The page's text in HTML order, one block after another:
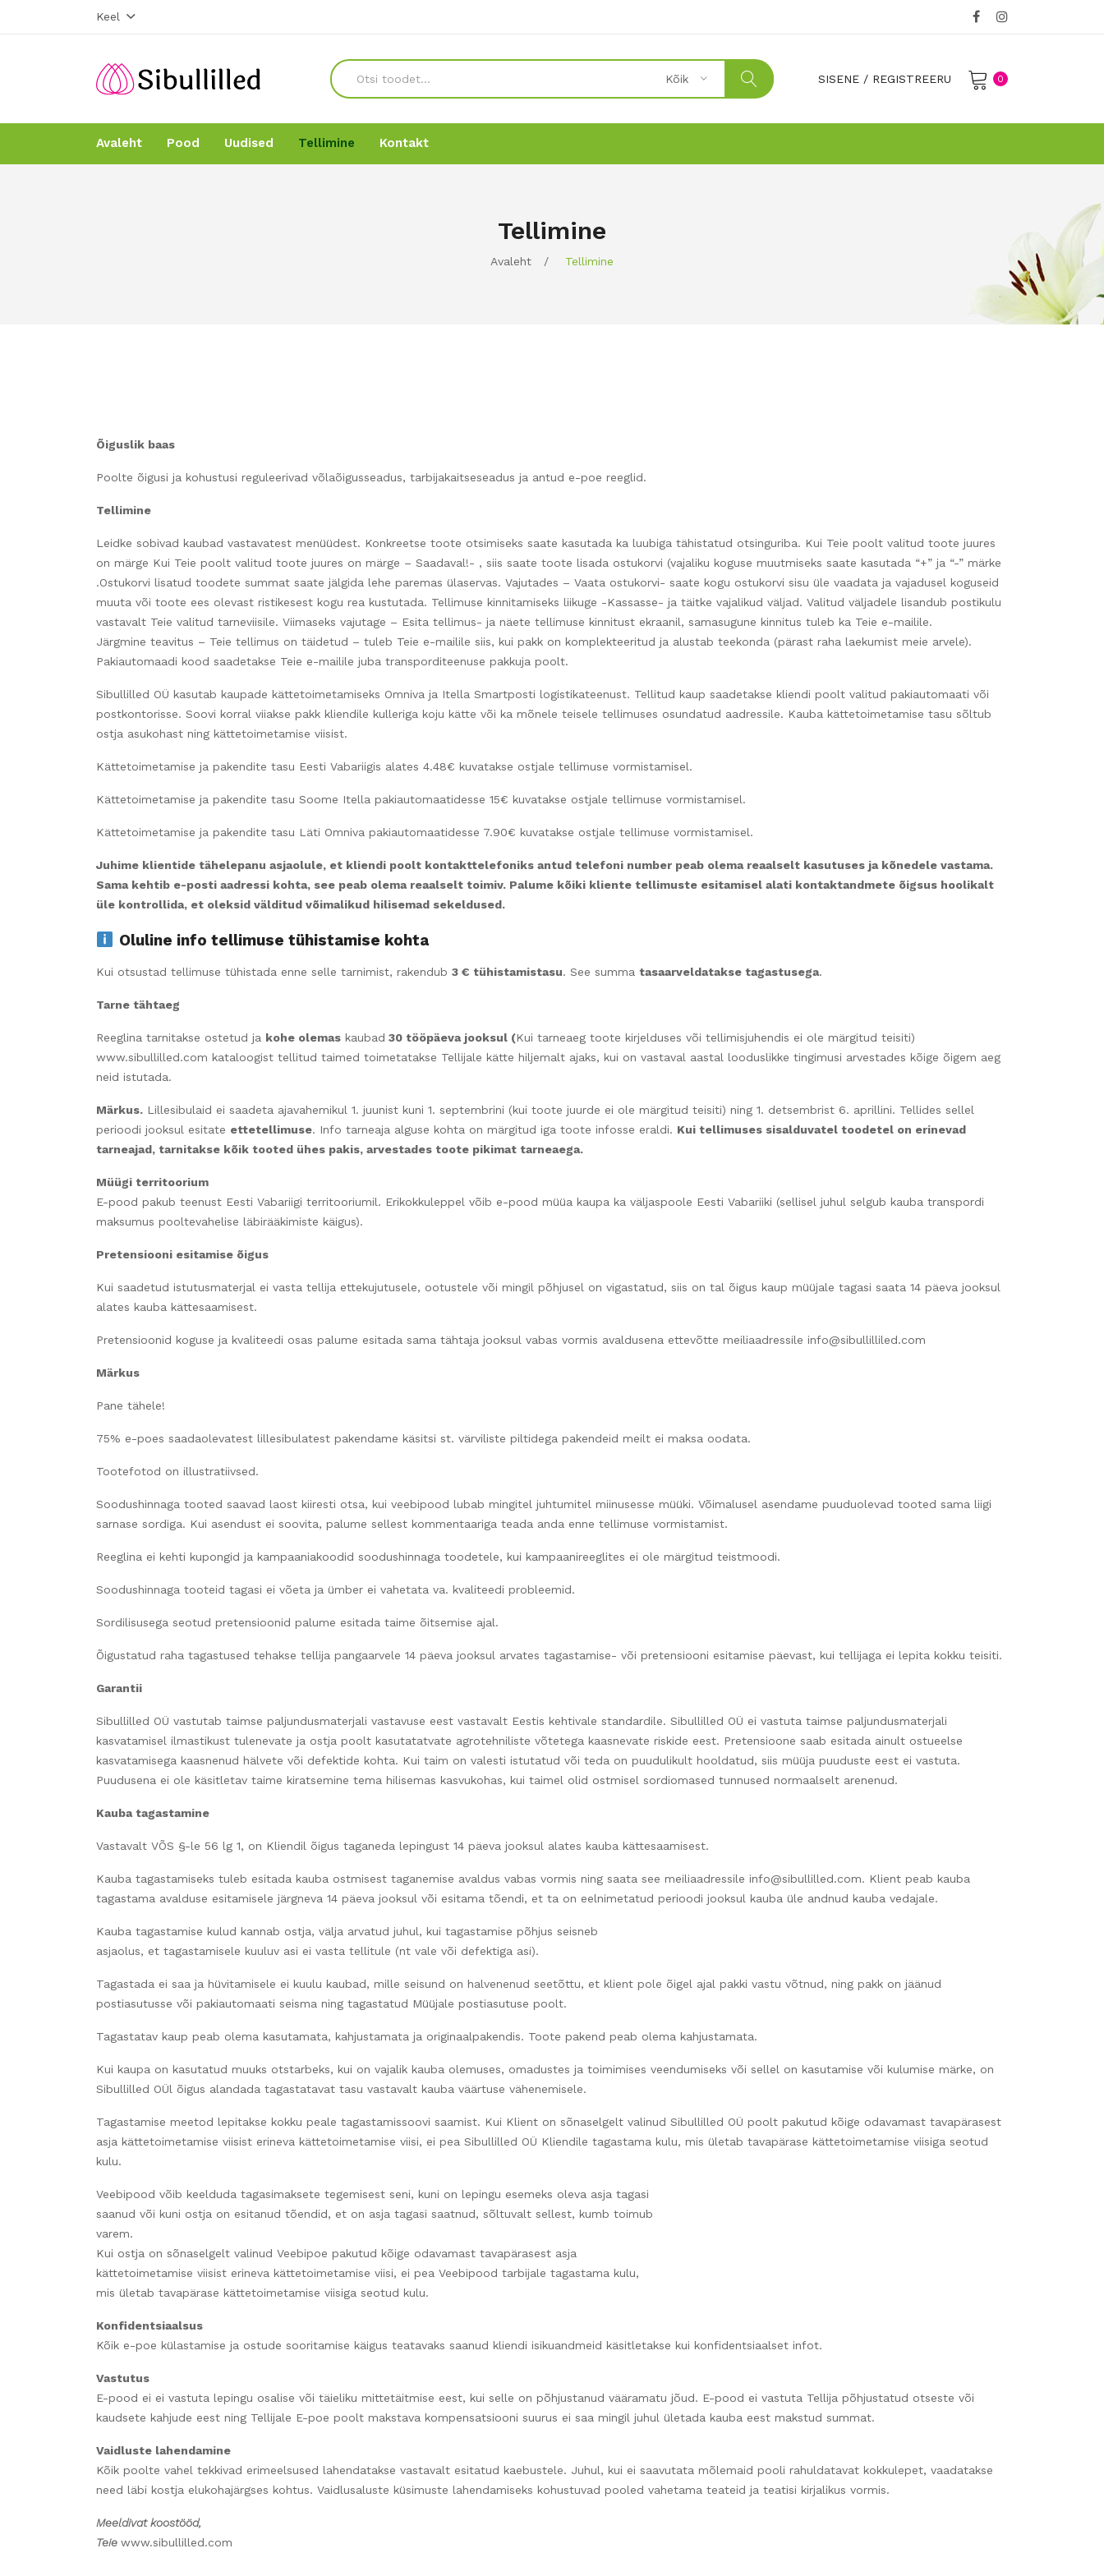
Keel
Kõik SISENE / REGISTREERU 0
Avaleht Pood Uudised Tellimine Kontakt
Tellimine
Avaleht / Tellimine
Õiguslik baas
Poolte õigusi ja kohustusi reguleerivad võlaõigusseadus, tarbijakaitseseadus ja antud e-poe reeglid.
Tellimine
Leidke sobivad kaubad vastavatest menüüdest. Konkreetse toote otsimiseks saate kasutada ka luubiga tähistatud otsinguriba. Kui Teie poolt valitud toote juures
on märge Kui Teie poolt valitud toote juures on märge – Saadaval!- , siis saate toote lisada ostukorvi (vajaliku koguse muutmiseks saate kasutada “+” ja “-” märke
.Ostukorvi lisatud toodete summat saate jälgida lehe paremas ülaservas. Vajutades – Vaata ostukorvi- saate kogu ostukorvi sisu üle vaadata ja vajadusel koguseid
muuta või toote ees olevast ristikesest kogu rea kustutada. Tellimuse kinnitamiseks liikuge -Kassasse- ja täitke vajalikud väljad. Valitud väljadele lisandub postikulu
vastavalt Teie valitud tarneviisile. Viimaseks vajutage – Esita tellimus- ja näete tellimuse kinnitust ekraanil, samasugune kinnitus tuleb ka Teie e-mailile.
Järgmine teavitus – Teie tellimus on täidetud – tuleb Teie e-mailile siis, kui pakk on komplekteeritud ja alustab teekonda (pärast raha laekumist meie arvele).
Pakiautomaadi kood saadetakse Teie e-mailile juba transporditeenuse pakkuja poolt.
Sibullilled OÜ kasutab kaupade kättetoimetamiseks Omniva ja Itella Smartposti logistikateenust. Tellitud kaup saadetakse kliendi poolt valitud pakiautomaati või
postkontorisse. Soovi korral viiakse pakk kliendile kulleriga koju kätte või ka mõnele teisele tellimuses osundatud aadressile. Kauba kättetoimetamise tasu sõltub
ostja asukohast ning kättetoimetamise viisist.
Kättetoimetamise ja pakendite tasu Eesti Vabariigis alates 4.48€ kuvatakse ostjale tellimuse vormistamisel.
Kättetoimetamise ja pakendite tasu Soome Itella pakiautomaatidesse 15€ kuvatakse ostjale tellimuse vormistamisel.
Kättetoimetamise ja pakendite tasu Läti Omniva pakiautomaatidesse 7.90€ kuvatakse ostjale tellimuse vormistamisel.
Juhime klientide tähelepanu asjaolule, et kliendi poolt kontakttelefoniks antud telefoni number peab olema reaalselt kasutuses ja kõnedele vastama.
Sama kehtib e-posti aadressi kohta, see peab olema reaalselt toimiv. Palume kõiki kliente tellimuste esitamisel alati kontaktandmete õigsus hoolikalt
üle kontrollida, et oleksid välditud võimalikud hilisemad sekeldused.
Oluline info tellimuse tühistamise kohta
Kui otsustad tellimuse tühistada enne selle tarnimist, rakendub 3 € tühistamistasu. See summa tasaarveldatakse tagastusega.
Tarne tähtaeg
Reeglina tarnitakse ostetud ja kohe olemas kaubad 30 tööpäeva jooksul (Kui tarneaeg toote kirjelduses või tellimisjuhendis ei ole märgitud teisiti)
www.sibullilled.com kataloogist tellitud taimed toimetatakse Tellijale kätte hiljemalt ajaks, kui on vastaval aastal looduslikke tingimusi arvestades kõige õigem aeg
neid istutada.
Märkus. Lillesibulaid ei saadeta ajavahemikul 1. juunist kuni 1. septembrini (kui toote juurde ei ole märgitud teisiti) ning 1. detsembrist 6. aprillini. Tellides sellel
perioodi jooksul esitate ettetellimuse. Info tarneaja alguse kohta on märgitud iga toote infosse eraldi. Kui tellimuses sisalduvatel toodetel on erinevad
tarneajad, tarnitakse kõik tooted ühes pakis, arvestades toote pikimat tarneaega.
Müügi territoorium
E-pood pakub teenust Eesti Vabariigi territooriumil. Erikokkuleppel võib e-pood müüa kaupa ka väljaspoole Eesti Vabariiki (sellisel juhul selgub kauba transpordi
maksumus pooltevahelise läbirääkimiste käigus).
Pretensiooni esitamise õigus
Kui saadetud istutusmaterjal ei vasta tellija ettekujutusele, ootustele või mingil põhjusel on vigastatud, siis on tal õigus kaup müüjale tagasi saata 14 päeva jooksul
alates kauba kättesaamisest.
Pretensioonid koguse ja kvaliteedi osas palume esitada sama tähtaja jooksul vabas vormis avaldusena ettevõtte meiliaadressile info@sibullilliled.com
Märkus
Pane tähele!
75% e-poes saadaolevatest lillesibulatest pakendame käsitsi st. värviliste piltidega pakendeid meilt ei maksa oodata.
Tootefotod on illustratiivsed.
Soodushinnaga tooted saavad laost kiiresti otsa, kui veebipood lubab mingitel juhtumitel miinusesse müüki. Võimalusel asendame puuduolevad tooted sama liigi
sarnase sordiga. Kui asendust ei soovita, palume sellest kommentaariga teada anda enne tellimuse vormistamist.
Reeglina ei kehti kupongid ja kampaaniakoodid soodushinnaga toodetele, kui kampaanireeglites ei ole märgitud teistmoodi.
Soodushinnaga tooteid tagasi ei võeta ja ümber ei vahetata va. kvaliteedi probleemid.
Sordilisusega seotud pretensioonid palume esitada taime õitsemise ajal.
Õigustatud raha tagastused tehakse tellija pangaarvele 14 päeva jooksul arvates tagastamise- või pretensiooni esitamise päevast, kui tellijaga ei lepita kokku teisiti.
Garantii
Sibullilled OÜ vastutab taimse paljundusmaterjali vastavuse eest vastavalt Eestis kehtivale standardile. Sibullilled OÜ ei vastuta taimse paljundusmaterjali
kasvatamisel ilmastikust tulenevate ja ostja poolt kasutatatvate agrotehniliste võtetega kaasnevate riskide eest. Pretensioone saab esitada ainult ostueelse
kasvatamisega kaasnenud hälvete või defektide kohta. Kui taim on valesti istutatud või teda on puudulikult hooldatud, siis müüja puuduste eest ei vastuta.
Puudusena ei ole käsitletav taime kiratsemine tema hilisemas kasvukohas, kui taimel olid ostmisel sordiomased tunnused normaalselt arenenud.
Kauba tagastamine
Vastavalt VÕS §-le 56 lg 1, on Kliendil õigus taganeda lepingust 14 päeva jooksul alates kauba kättesaamisest.
Kauba tagastamiseks tuleb esitada kauba ostmisest taganemise avaldus vabas vormis ning saata see meiliaadressile info@sibullilled.com. Klient peab kauba
tagastama avalduse esitamisele järgneva 14 päeva jooksul või esitama tõendi, et ta on eelnimetatud perioodi jooksul kauba üle andnud kauba vedajale.
Kauba tagastamise kulud kannab ostja, välja arvatud juhul, kui tagastamise põhjus seisneb
asjaolus, et tagastamisele kuuluv asi ei vasta tellitule (nt vale või defektiga asi).
Tagastada ei saa ja hüvitamisele ei kuulu kaubad, mille seisund on halvenenud seetõttu, et klient pole õigel ajal pakki vastu võtnud, ning pakk on jäänud
postiasutusse või pakiautomaati seisma ning tagastatud Müüjale postiasutuse poolt.
Tagastatav kaup peab olema kasutamata, kahjustamata ja originaalpakendis. Toote pakend peab olema kahjustamata.
Kui kaupa on kasutatud muuks otstarbeks, kui on vajalik kauba olemuses, omadustes ja toimimises veendumiseks või sellel on kasutamise või kulumise märke, on
Sibullilled OÜl õigus alandada tagastatavat tasu vastavalt kauba väärtuse vähenemisele.
Tagastamise meetod lepitakse kokku peale tagastamissoovi saamist. Kui Klient on sõnaselgelt valinud Sibullilled OÜ poolt pakutud kõige odavamast tavapärasest
asja kättetoimetamise viisist erineva kättetoimetamise viisi, ei pea Sibullilled OÜ Kliendile tagastama kulu, mis ületab tavapärase kättetoimetamise viisiga seotud
kulu.
Veebipood võib keelduda tagasimaksete tegemisest seni, kuni on lepingu esemeks oleva asja tagasi
saanud või kuni ostja on esitanud tõendid, et on asja tagasi saatnud, sõltuvalt sellest, kumb toimub
varem.
Kui ostja on sõnaselgelt valinud Veebipoe pakutud kõige odavamast tavapärasest asja
kättetoimetamise viisist erineva kättetoimetamise viisi, ei pea Veebipood tarbijale tagastama kulu,
mis ületab tavapärase kättetoimetamise viisiga seotud kulu.
Konfidentsiaalsus
Kõik e-poe külastamise ja ostude sooritamise käigus teatavaks saanud kliendi isikuandmeid käsitletakse kui konfidentsiaalset infot.
Vastutus
E-pood ei ei vastuta lepingu osalise või täieliku mittetäitmise eest, kui selle on põhjustanud vääramatu jõud. E-pood ei vastuta Tellija põhjustatud otseste või
kaudsete kahjude eest ning Tellijale E-poe poolt makstava kompensatsiooni suurus ei saa mingil juhul ületada kauba eest makstud summat.
Vaidluste lahendamine
Kõik poolte vahel tekkivad erimeelsused lahendatakse vastavalt esitatud kaebustele. Juhul, kui ei saavutata mõlemaid pooli rahuldatavat kokkulepet, vaadatakse
need läbi kostja elukohajärgses kohtus. Vaidlusaluste küsimuste lahendamiseks kohustuvad pooled vahetama teateid ja teatisi kirjalikus vormis.
Meeldivat koostööd,
Teie www.sibullilled.com